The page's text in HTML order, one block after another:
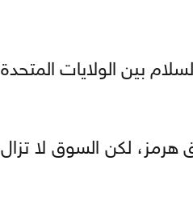
بين الولايات المتحدة
​لكن السوق لا ⁠تزال